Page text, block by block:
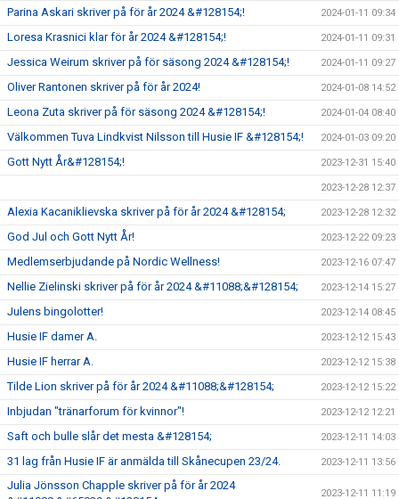
Parina Askari skriver på för år 2024 &#128154;! 2024-01-11 09:34
Loresa Krasnici klar för år 2024 &#128154;! 2024-01-11 09:31
Jessica Weirum skriver på för säsong 2024 &#128154;! 2024-01-11 09:27
Oliver Rantonen skriver på för år 2024! 2024-01-08 14:52
Leona Zuta skriver på för säsong 2024 &#128154;! 2024-01-04 08:40
Välkommen Tuva Lindkvist Nilsson till Husie IF &#128154;! 2024-01-03 09:20
Gott Nytt År&#128154;! 2023-12-31 15:40
2023-12-28 12:37
Alexia Kacaniklievska skriver på för år 2024 &#128154; 2023-12-28 12:32
God Jul och Gott Nytt År! 2023-12-22 09:23
Medlemserbjudande på Nordic Wellness! 2023-12-16 07:47
Nellie Zielinski skriver på för år 2024 &#11088;&#128154; 2023-12-14 15:27
Julens bingolotter! 2023-12-14 08:45
Husie IF damer A. 2023-12-12 15:43
Husie IF herrar A. 2023-12-12 15:38
Tilde Lion skriver på för år 2024 &#11088;&#128154; 2023-12-12 15:22
Inbjudan "tränarforum för kvinnor"! 2023-12-12 12:21
Saft och bulle slår det mesta &#128154; 2023-12-11 14:03
31 lag från Husie IF är anmälda till Skånecupen 23/24. 2023-12-11 13:56
Julia Jönsson Chapple skriver på för år 2024
2023-12-11 11:19